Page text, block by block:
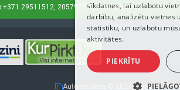
+371 29511512, 20579272 (tikai ziņojumi)
Autortiesības © 2023, Bebis.lv,
sīkdatnes, lai uzlabotu
darbību, analizētu vietnes
statistiku, un uzlabotu
aktivitātes.
PIEKRĪTU